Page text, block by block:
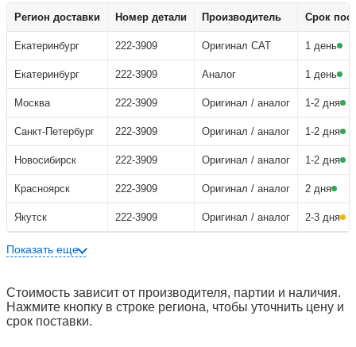
Заказать деталь 222-3909
Регион доставки Номер детали Производитель Срок
Екатеринбург 222-3909 Оригинал CAT 1 день
Екатеринбург 222-3909 Аналог 1 день
Москва 222-3909 Оригинал / аналог 1-2 дня
Санкт-Петербург 222-3909 Оригинал / аналог 1-2 дня
Новосибирск 222-3909 Оригинал / аналог 1-2 дня
Красноярск 222-3909 Оригинал / аналог 2 дня
Якутск 222-3909 Оригинал / аналог 2-3 дня
Показать еще
Стоимость зависит от производителя, партии и наличия.
Нажмите кнопку в строке региона, чтобы уточнить цену и
срок поставки.